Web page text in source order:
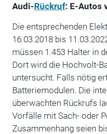
Audi-Rückruf: E-Autos
Die entsprechenden
16.03.2018 bis
müssen 1.453 Halter in
Dort wird die Hochvolt-
untersucht. Falls nötig
Batteriemodulen. Die
überwachten Rückrufs
Vorfälle mit Sach- oder
Zusammenhang seien